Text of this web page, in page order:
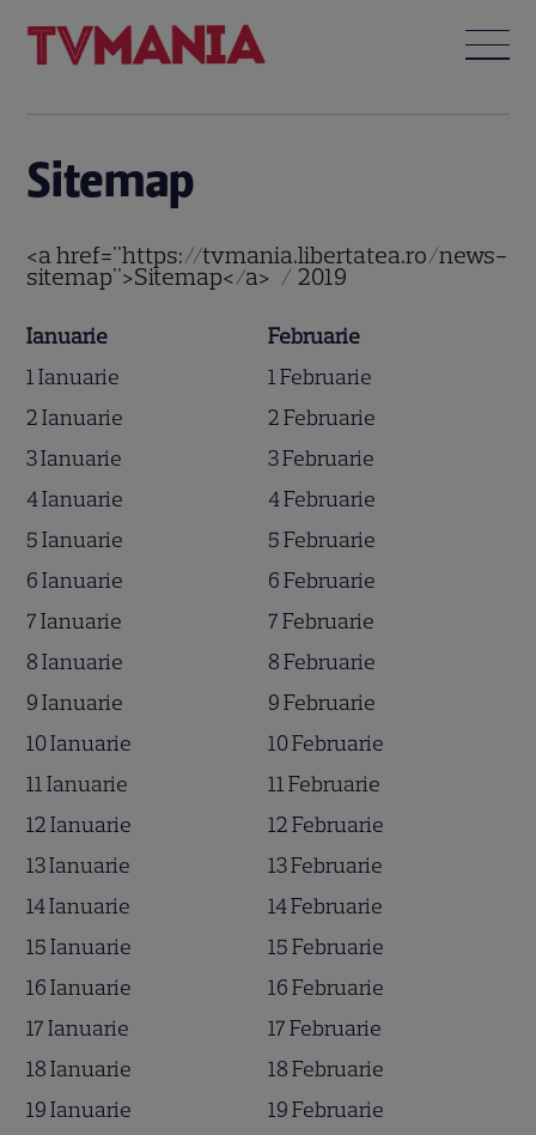
Sitemap
<a href="https://tvmania.libertatea.ro/news-
sitemap">Sitemap</a> / 2019
Ianuarie
1 Ianuarie
2 Ianuarie
3 Ianuarie
4 Ianuarie
5 Ianuarie
6 Ianuarie
7 Ianuarie
8 Ianuarie
9 Ianuarie
10 Ianuarie
11 Ianuarie
12 Ianuarie
13 Ianuarie
14 Ianuarie
15 Ianuarie
16 Ianuarie
17 Ianuarie
18 Ianuarie
19 Ianuarie
Februarie
1 Februarie
2 Februarie
3 Februarie
4 Februarie
5 Februarie
6 Februarie
7 Februarie
8 Februarie
9 Februarie
10 Februarie
11 Februarie
12 Februarie
13 Februarie
14 Februarie
15 Februarie
16 Februarie
17 Februarie
18 Februarie
19 Februarie